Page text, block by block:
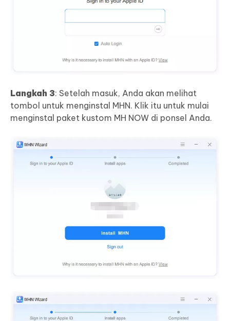
Langkah 3: Setelah masuk, Anda akan melihat
tombol untuk menginstal MHN. Klik itu untuk mulai
menginstal paket kustom MH NOW di ponsel Anda.